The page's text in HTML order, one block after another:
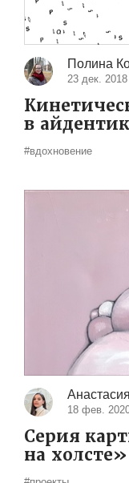
Полина
23 дек. 2018
в
#вдохновение
18 фев.
Серия
на холсте»